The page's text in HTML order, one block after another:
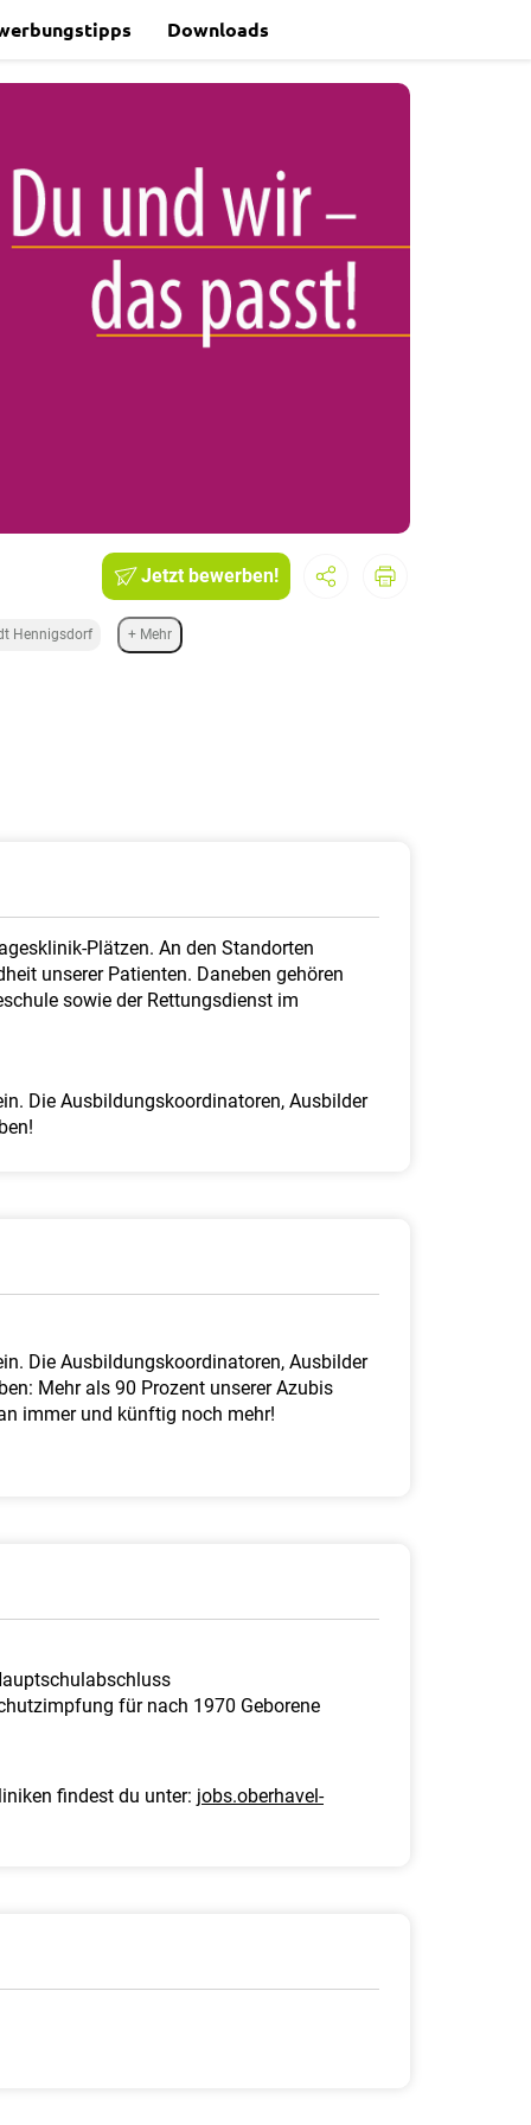
Downloads
Jetzt bewerben!
Hennigsdorf + Mehr
Plätzen. An den Standorten
unserer Patienten. Daneben gehören
sowie der Rettungsdienst im
Die Ausbildungskoordinatoren, Ausbilder
Die Ausbildungskoordinatoren, Ausbilder
Mehr als 90 Prozent unserer Azubis
immer und künftig noch mehr!
für nach 1970 Geborene
findest du unter: jobs.oberhavel-